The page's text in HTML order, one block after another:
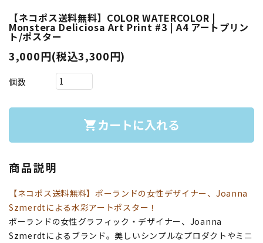
【ネコポス送料無料】COLOR WATERCOLOR |
Monstera Deliciosa Art Print #3 | A4 アートプリン
ト/ポスター
3,000円(税込3,300円)
個数
shopping_cart カートに入れる
商品説明
【ネコポス送料無料】ポーランドの女性デザイナー、Joanna
Szmerdtによる水彩アートポスター！
ポーランドの女性グラフィック・デザイナー、Joanna
Szmerdtによるブランド。美しいシンプルなプロダクトやミニ